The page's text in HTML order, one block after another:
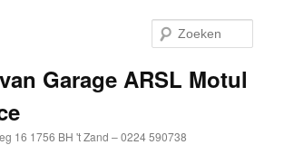
Garage ARSL Motul
16 1756 BH 't Zand – 0224 590738